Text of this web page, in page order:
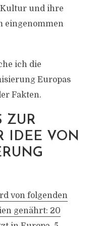
und ihre
eingenommen
ich die
Europas
Fakten.
ZUR
IDEE VON
von folgenden
genährt: 20